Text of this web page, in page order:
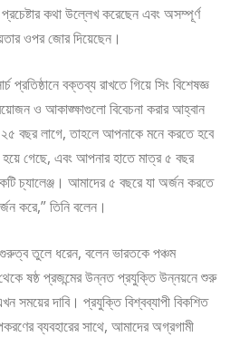
প্রচেষ্টার কথা উল্লেখ করেছেন এবং অসম্পূর্ণ
ওপর জোর দিয়েছেন।
প্রতিষ্ঠানে বক্তব্য রাখতে গিয়ে সিং বিশেষজ্ঞ
ও আকাঙ্ক্ষাগুলো বিবেচনা করার আহ্বান
বছর লাগে, তাহলে আপনাকে মনে করতে হবে
গেছে, এবং আপনার হাতে মাত্র ৫ বছর
চ্যালেঞ্জ। আমাদের ৫ বছরে যা অর্জন করতে
করে,” তিনি বলেন।
তুলে ধরেন, বলেন ভারতকে পঞ্চম
থেকে ষষ্ঠ প্রজন্মের উন্নত প্রযুক্তি উন্নয়নে শুরু
সময়ের দাবি। প্রযুক্তি বিশ্বব্যাপী বিকশিত
ব্যবহারের সাথে, আমাদের অগ্রগামী